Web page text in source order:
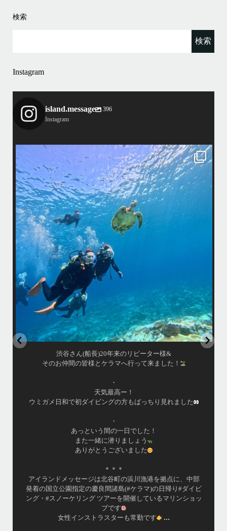
検索
Instagram
island.message
396
Instagram
island.message
渋谷さん(船長)20年来のリピーター様&
そのお仲間の皆様とケラマへ行って来ました！
・
天気最高ー！
ウミガメ日和で初ダイビングの方もばっちり見れました
・
あっという間の一日でした！
また一緒に潜りましょう
ありがとうございました
＊＊＊
アイランドメッセージは北谷町の浜川漁港を拠点に、中部発着の国立公
園指定の慶良間諸島(#ケラマ)の日帰り#ダイビング・#スノーケリング
ツアーを開催しているマリンショップです
女性インストラスターも常勤です
10月 17
渋谷さん(船長)20年来のリピーター様&
そのお仲間の皆様とケラマへ行って来ました！
・
天気最高ー！
ウミガメ日和で初ダイビングの方もばっちり見れました
・
あっという間の一日でした！
また一緒に潜りましょう
ありがとうございました
＊＊＊
アイランドメッセージは北谷町の浜川漁港を拠点に、中部
発着の国立公園指定の慶良間諸島(#ケラマ)の日帰り#ダイビ
ング・#スノーケリング ツアーを開催しているマリンショッ
プです
女性インストラスターも常勤です
...